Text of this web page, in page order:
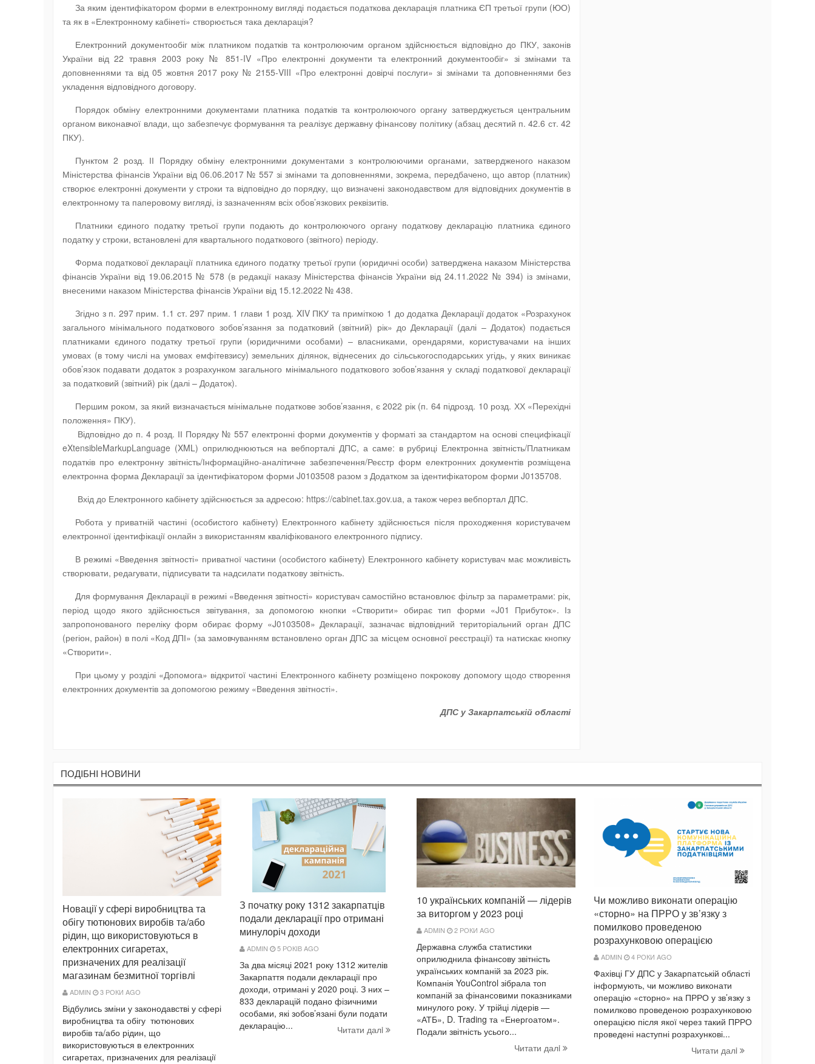
За яким ідентифікатором форми в електронному вигляді подається податкова декларація платника ЄП третьої групи (ЮО)
та як в «Електронному кабінеті» створюється така декларація?
Електронний документообіг між платником податків та контролюючим органом здійснюється відповідно до ПКУ, законів
України від 22 травня 2003 року № 851-IV «Про електронні документи та електронний документообіг» зі змінами та
доповненнями та від 05 жовтня 2017 року № 2155-VIII «Про електронні довірчі послуги» зі змінами та доповненнями без
укладення відповідного договору.
Порядок обміну електронними документами платника податків та контролюючого органу затверджується центральним
органом виконавчої влади, що забезпечує формування та реалізує державну фінансову політику (абзац десятий п. 42.6 ст. 42
ПКУ).
Пунктом 2 розд. ІІ Порядку обміну електронними документами з контролюючими органами, затвердженого наказом
Міністерства фінансів України від 06.06.2017 № 557 зі змінами та доповненнями, зокрема, передбачено, що автор (платник)
створює електронні документи у строки та відповідно до порядку, що визначені законодавством для відповідних документів в
електронному та паперовому вигляді, із зазначенням всіх обов’язкових реквізитів.
Платники єдиного податку третьої групи подають до контролюючого органу податкову декларацію платника єдиного
податку у строки, встановлені для квартального податкового (звітного) періоду.
Форма податкової декларації платника єдиного податку третьої групи (юридичні особи) затверджена наказом Міністерства
фінансів України від 19.06.2015 № 578 (в редакції наказу Міністерства фінансів України від 24.11.2022 № 394) із змінами,
внесеними наказом Міністерства фінансів України від 15.12.2022 № 438.
Згідно з п. 297 прим. 1.1 ст. 297 прим. 1 глави 1 розд. XIV ПКУ та приміткою 1 до додатка Декларації додаток «Розрахунок
загального мінімального податкового зобов’язання за податковий (звітний) рік» до Декларації (далі – Додаток) подається
платниками єдиного податку третьої групи (юридичними особами) – власниками, орендарями, користувачами на інших
умовах (в тому числі на умовах емфітевзису) земельних ділянок, віднесених до сільськогосподарських угідь, у яких виникає
обов’язок подавати додаток з розрахунком загального мінімального податкового зобов’язання у складі податкової декларації
за податковий (звітний) рік (далі – Додаток).
Першим роком, за який визначається мінімальне податкове зобов’язання, є 2022 рік (п. 64 підрозд. 10 розд. ХХ «Перехідні
положення» ПКУ).
Відповідно до п. 4 розд. ІІ Порядку № 557 електронні форми документів у форматі за стандартом на основі специфікації
eXtensibleMarkupLanguage (XML) оприлюднюються на вебпорталі ДПС, а саме: в рубриці Електронна звітність/Платникам
податків про електронну звітність/Інформаційно-аналітичне забезпечення/Реєстр форм електронних документів розміщена
електронна форма Декларації за ідентифікатором форми J0103508 разом з Додатком за ідентифікатором форми J0135708.
Вхід до Електронного кабінету здійснюється за адресою: https://cabinet.tax.gov.ua, а також через вебпортал ДПС.
Робота у приватній частині (особистого кабінету) Електронного кабінету здійснюється після проходження користувачем
електронної ідентифікації онлайн з використанням кваліфікованого електронного підпису.
В режимі «Введення звітності» приватної частини (особистого кабінету) Електронного кабінету користувач має можливість
створювати, редагувати, підписувати та надсилати податкову звітність.
Для формування Декларації в режимі «Введення звітності» користувач самостійно встановлює фільтр за параметрами: рік,
період щодо якого здійснюється звітування, за допомогою кнопки «Створити» обирає тип форми «J01 Прибуток». Із
запропонованого переліку форм обирає форму «J0103508» Декларації, зазначає відповідний територіальний орган ДПС
(регіон, район) в полі «Код ДПІ» (за замовчуванням встановлено орган ДПС за місцем основної реєстрації) та натискає кнопку
«Створити».
При цьому у розділі «Допомога» відкритої частині Електронного кабінету розміщено покрокову допомогу щодо створення
електронних документів за допомогою режиму «Введення звітності».
ДПС у Закарпатській області
ПОДIБНI НОВИНИ
Новації у сфері виробництва та
обігу тютюнових виробів та/або
рідин, що використовуються в
електронних сигаретах,
призначених для реалізації
магазинам безмитної торгівлі
ADMIN 3 РОКИ AGO
Відбулись зміни у законодавстві у сфері
виробництва та обігу тютюнових
виробів та/або рідин, що
використовуються в електронних
сигаретах, призначених для реалізації
З початку року 1312 закарпатців
подали декларації про отримані
минулоріч доходи
ADMIN 5 РОКІВ AGO
За два місяці 2021 року 1312 жителів
Закарпаття подали декларації про
доходи, отримані у 2020 році. З них –
833 декларацій подано фізичними
особами, які зобов’язані були подати
декларацію...
Читати далi
10 українських компаній — лідерів
за виторгом у 2023 році
ADMIN 2 РОКИ AGO
Державна служба статистики
оприлюднила фінансову звітність
українських компаній за 2023 рік.
Компанія YouControl зібрала топ
компаній за фінансовими показниками
минулого року. У трійці лідерів —
«АТБ», D. Trading та «Енергоатом».
Подали звітність усього...
Читати далi
Чи можливо виконати операцію
«сторно» на ПРРО у зв’язку з
помилково проведеною
розрахунковою операцією
ADMIN 4 РОКИ AGO
Фахівці ГУ ДПС у Закарпатській області
інформують, чи можливо виконати
операцію «сторно» на ПРРО у зв’язку з
помилково проведеною розрахунковою
операцією після якої через такий ПРРО
проведені наступні розрахункові...
Читати далi